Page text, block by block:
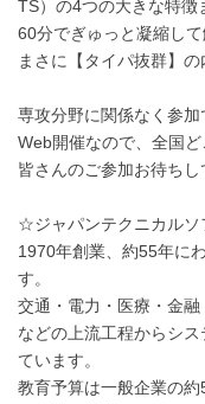
TS）の4つの大きな特徴
60分でぎゅっと凝縮して
まさに【タイパ抜群】の
専攻分野に関係なく参加
Web開催なので、全国ど
皆さんのご参加お待ちし
☆ジャパンテクニカルソ
1970年創業、約55年に
す。
交通・電力・医療・金
などの上流工程からシ
ています。
教育予算は一般企業の